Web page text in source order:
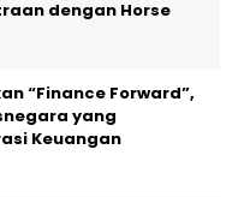
Original Motor
di Asia
“Finance Forward”,
yang